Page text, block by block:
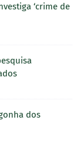
‘crime de
dos